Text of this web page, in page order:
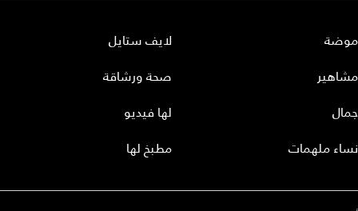
موضة
مشاهير
جمال
نساء ملهمات
لايف ستايل
صحة ورشاقة
لها فيديو
مطبخ لها